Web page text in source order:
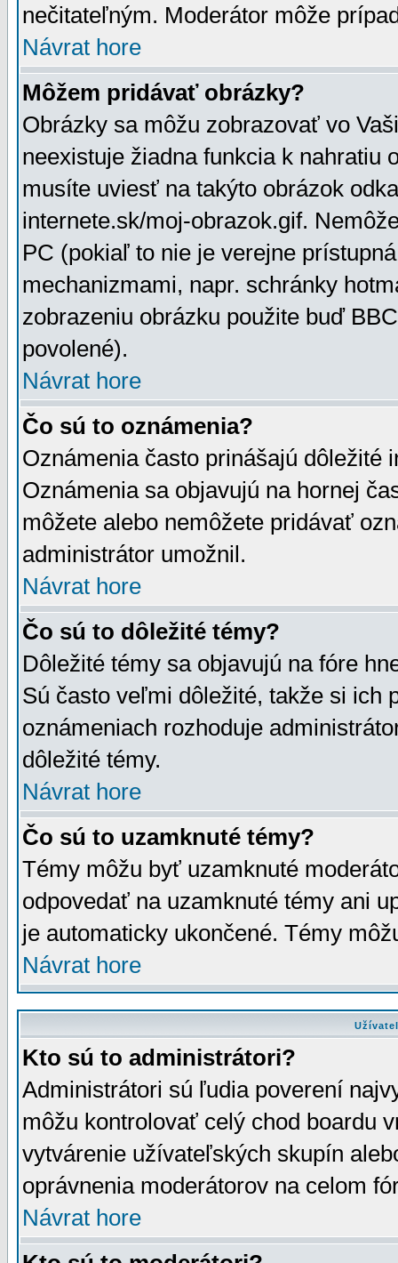
nečitateľným. Moderátor môže
Návrat hore
Môžem pridávať obrázky?
Obrázky sa môžu zobrazovať vo
neexistuje žiadna funkcia k nahratiu
musíte uviesť na takýto obrázok
internete.sk/moj-obrazok.gif.
PC (pokiaľ to nie je verejne
mechanizmami, napr. schránky
zobrazeniu obrázku použite buď
povolené).
Návrat hore
Čo sú to oznámenia?
Oznámenia často prinášajú dôležité
Oznámenia sa objavujú na hornej
môžete alebo nemôžete pridávať
administrátor umožnil.
Návrat hore
Čo sú to dôležité témy?
Dôležité témy sa objavujú na fóre
Sú často veľmi dôležité, takže si ich
oznámeniach rozhoduje
dôležité témy.
Návrat hore
Čo sú to uzamknuté témy?
Témy môžu byť uzamknuté
odpovedať na uzamknuté témy ani
je automaticky ukončené. Témy
Návrat hore
Kto sú to administrátori?
Administrátori sú ľudia poverení
môžu kontrolovať celý chod boardu
vytvárenie užívateľských skupín
oprávnenia moderátorov na celom
Návrat hore